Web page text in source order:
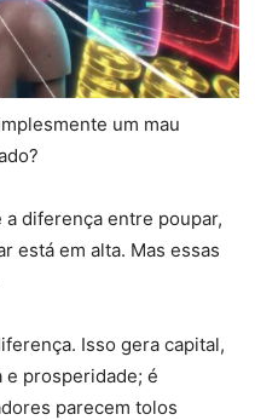
um mau
diferença entre poupar,
está em alta. Mas essas
Isso gera capital,
e prosperidade; é
parecem tolos